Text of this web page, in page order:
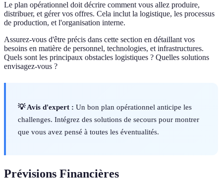
Le plan opérationnel doit décrire comment vous allez produire,
distribuer, et gérer vos offres. Cela inclut la logistique, les processus
de production, et l'organisation interne.
Assurez-vous d'être précis dans cette section en détaillant vos
besoins en matière de personnel, technologies, et infrastructures.
Quels sont les principaux obstacles logistiques ? Quelles solutions
envisagez-vous ?
💡 Avis d'expert : Un bon plan opérationnel anticipe les
challenges. Intégrez des solutions de secours pour montrer
que vous avez pensé à toutes les éventualités.
Prévisions Financières